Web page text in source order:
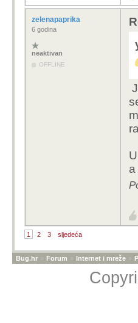
zelenapaprika
6 godina
neaktivan
OFFLINE
1 2 3 sljedeća
Bug.hr » Forum » Internet i mreže »